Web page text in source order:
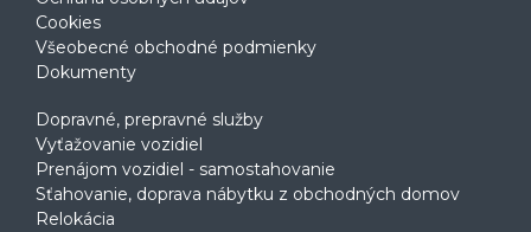
Cookies
Všeobecné obchodné podmienky
Dokumenty
Dopravné, prepravné služby
Vyťažovanie vozidiel
Prenájom vozidiel - samostahovanie
Sťahovanie, doprava nábytku z obchodných domov
Relokácia